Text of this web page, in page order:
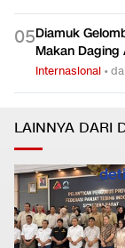
05Diamuk
Makan Daging
Internasional •
LAINNYA DARI